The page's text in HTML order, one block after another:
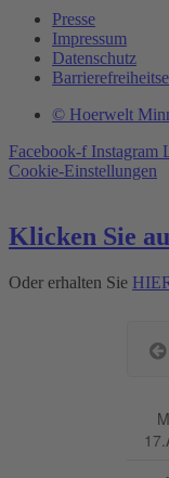
Presse
Impressum
Datenschutz
© Hoerwelt
Facebook-f Instagram
Cookie-Einstellungen
Klicken Sie
Oder erhalten Sie